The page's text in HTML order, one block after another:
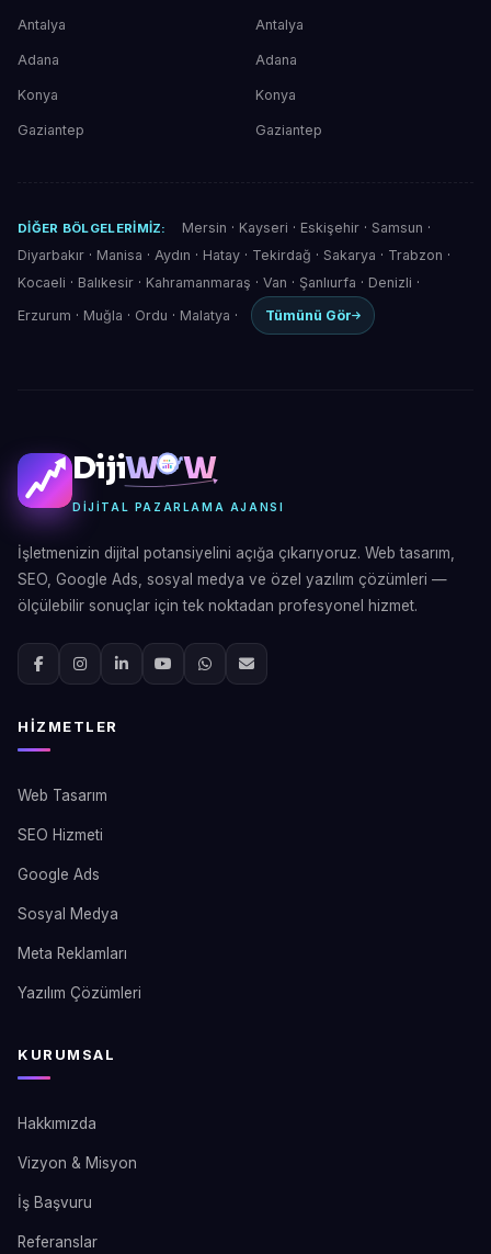
Antalya
Adana
Konya
Gaziantep
Antalya
Adana
Konya
Gaziantep
DIĞER BÖLGELERIMIZ: Mersin · Kayseri · Eskişehir· Samsun ·
Diyarbakır · Manisa · Aydın · Hatay · Tekirdağ · Sakarya · Trabzon ·
Kocaeli · Balıkesir · Kahramanmaraş · Van · Şanlıurfa · Denizli ·
Erzurum · Muğla · Ordu · Malatya · Tümünü Gör
DijiW W
DIJITAL PAZARLAMA AJANSI
İşletmenizin dijital potansiyelini açığa çıkarıyoruz. Web tasarım,
SEO, Google Ads, sosyal medya ve özel yazılım çözümleri —
ölçülebilir sonuçlar için tek noktadan profesyonel hizmet.
HIZMETLER
Web Tasarım
SEO Hizmeti
Google Ads
Sosyal Medya
Meta Reklamları
Yazılım Çözümleri
KURUMSAL
Hakkımızda
Vizyon & Misyon
İş Başvuru
Referanslar